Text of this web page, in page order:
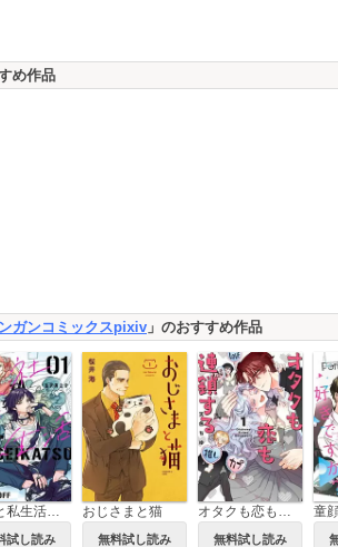
め作品
ガンコミックスpixiv 」のおすすめ作品
試し読み
おじさまと猫
無料試し読み 無料試し読み